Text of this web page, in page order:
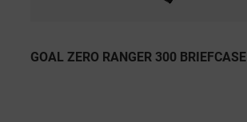
GOAL ZERO RANGER 300 BRIEFCASE